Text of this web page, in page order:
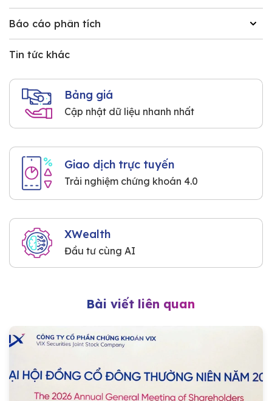
Báo cáo phân tích
Tin tức khác
Bảng giá
Cập nhật dữ liệu nhanh nhất
Giao dịch trực tuyến
Trải nghiệm chứng khoán 4.0
XWealth
Đầu tư cùng AI
Bài viết liên quan